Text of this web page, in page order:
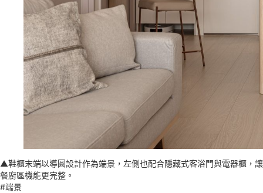
▲鞋櫃末端以導圓設計作為端景，左側也配合隱藏式客浴門與電器櫃，讓
餐廚區機能更完整。
#端景